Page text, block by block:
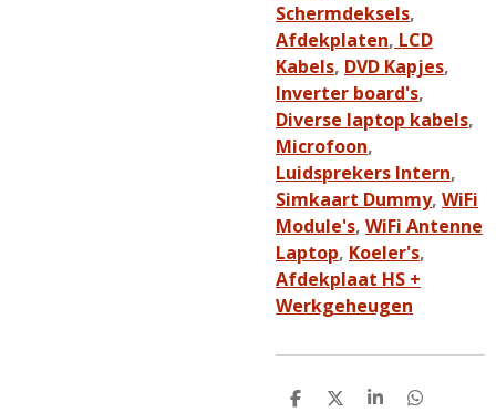
Schermdeksels,
Afdekplaten, LCD
Kabels, DVD Kapjes,
Inverter board's,
Diverse laptop kabels,
Microfoon,
Luidsprekers Intern,
Simkaart Dummy, WiFi
Module's, WiFi Antenne
Laptop, Koeler's,
Afdekplaat HS +
Werkgeheugen
D
D
S
D